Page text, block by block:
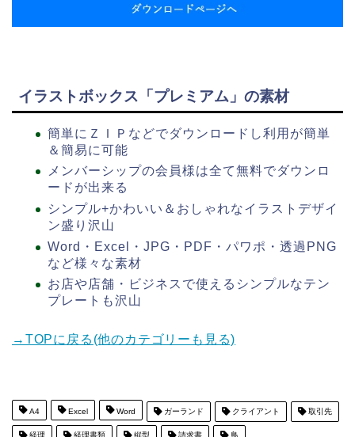
イラストボックス「プレミアム」の素材
簡単にＺＩＰなどでダウンロードし利用が簡単
＆簡易に可能
メンバーシップの会員様は全て無料でダウンロ
ードが出来る
シンプル+かわいい＆おしゃれなイラストデザイ
ン盛り沢山
Word・Excel・JPG・PDF・パワポ・透過PNG
など様々な素材
お店や店舗・ビジネスで使えるシンプルなテン
プレートも沢山
→TOPに戻る(他のカテゴリーも見る)
A4 Excel Word ガーランド クライアント 取引先
経理 経理書類 縦型 請求書 鳥